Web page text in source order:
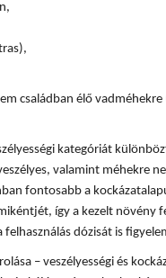
családban élő
kategóriát
valamint méhekre
fontosabb a
így a kezelt növény
dózisát is
– veszélyességi és